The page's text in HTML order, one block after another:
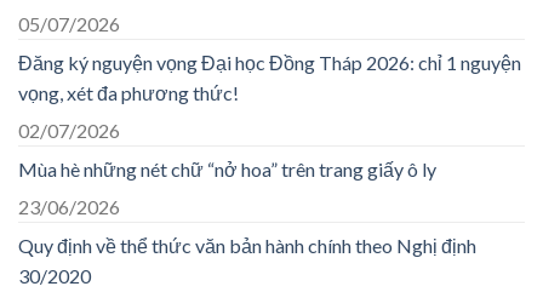
05/07/2026
Đăng ký nguyện vọng Đại học Đồng Tháp 2026: chỉ 1 nguyện
vọng, xét đa phương thức!
02/07/2026
Mùa hè những nét chữ “nở hoa” trên trang giấy ô ly
23/06/2026
Quy định về thể thức văn bản hành chính theo Nghị định
30/2020